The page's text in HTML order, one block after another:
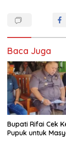
Baca Juga
Bupati Rifai Cek
Pupuk untuk